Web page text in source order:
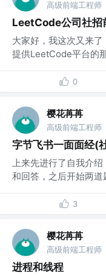
高级前端工程师
LeetCode公司社招
大家好，我这次又来
提供LeetCode平台的
0
樱花苒苒
高级前端工程师
字节飞书一面面经(
上来先进行了自我介
和回答，之后开始两道
3
樱花苒苒
高级前端工程师
进程和线程